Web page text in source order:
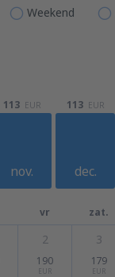
Weekend
nov.
113 EUR
dec.
113 EUR
vr zat.
2
190
EUR
3
179
EUR